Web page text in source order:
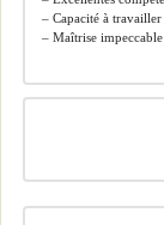
– Capacité à
– Maîtrise